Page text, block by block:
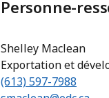
Personne-
Shelley Maclean
Exportation et
(613) 597-7988